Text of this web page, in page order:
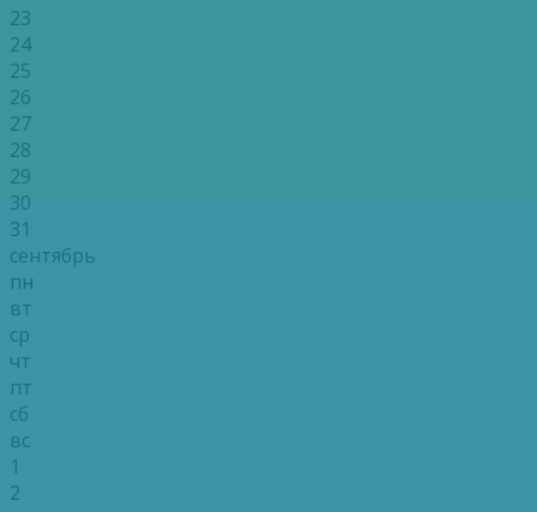
23
24
25
26
27
28
29
30
31
сентябрь
пн
вт
ср
чт
пт
сб
вс
1
2